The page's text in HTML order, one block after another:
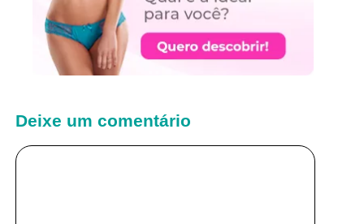
Deixe um comentário